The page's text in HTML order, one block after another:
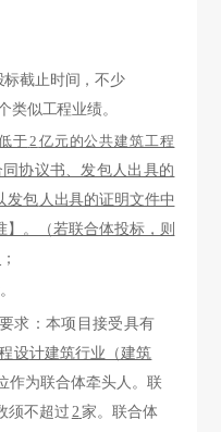
标截止时间，不少
类似工程业绩。
于2 亿元的公共建筑工程
协议书、发包人出具的
发包 人出具的证明文件中
。（若联合体投标，则
；
求：本项目接受具有
设计建筑行业（建筑
作为联合体牵头人。联
须不超过 2家。联合体